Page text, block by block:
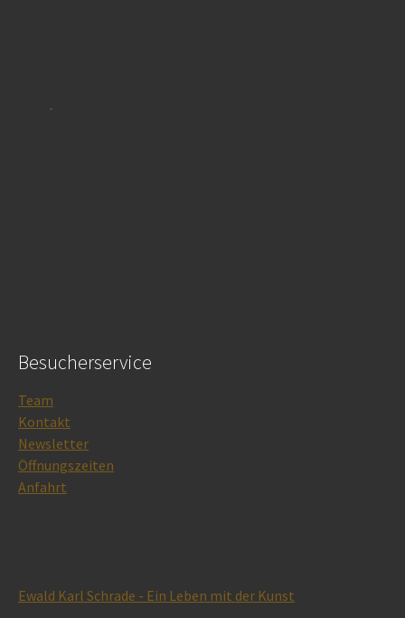
Besucherservice
Team
Kontakt
Newsletter
Öffnungszeiten
Anfahrt
Ewald Karl Schrade - Ein Leben mit der Kunst